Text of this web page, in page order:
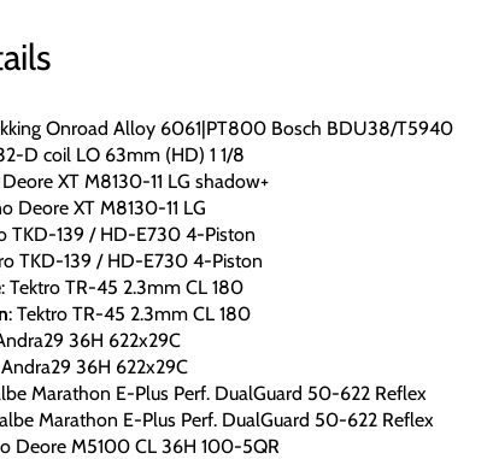
Onroad Alloy 6061|PT800 Bosch BDU38/T5940
D coil LO 63mm (HD) 1 1/8
XT M8130-11 LG shadow+
Deore XT M8130-11 LG
TKD-139 / HD-E730 4-Piston
TKD-139 / HD-E730 4-Piston
: Tektro TR-45 2.3mm CL 180
: Tektro TR-45 2.3mm CL 180
36H 622x29C
36H 622x29C
Marathon E-Plus Perf. DualGuard 50-622 Reflex
Marathon E-Plus Perf. DualGuard 50-622 Reflex
Deore M5100 CL 36H 100-5QR